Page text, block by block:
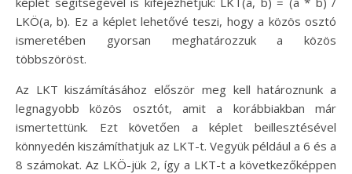
LKÖ(a, b). Ez a képlet lehetővé teszi, hogy a közös osztó
ismeretében gyorsan meghatározzuk a közös
többszöröst.
Az LKT kiszámításához először meg kell határoznunk a
legnagyobb közös osztót, amit a korábbiakban már
ismertettünk. Ezt követően a képlet beillesztésével
könnyedén kiszámíthatjuk az LKT-t. Vegyük például a 6 és a
8 számokat. Az LKÖ-jük 2, így a LKT-t a következőképpen